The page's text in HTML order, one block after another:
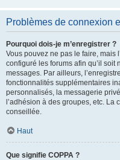
Problèmes de connexion
Pourquoi dois-je m’enregistrer ?
Vous pouvez ne pas le faire, mais
configuré les forums afin qu’il soit
messages. Par ailleurs,
fonctionnalités supplémentaires
personnalisés, la messagerie
l’adhésion à des groupes, etc. La
conseillée.
Haut
Que signifie COPPA ?